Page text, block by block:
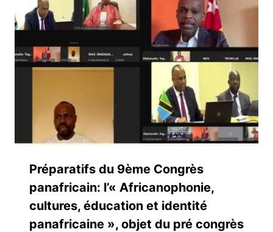
Préparatifs du 9ème Congrès
panafricain: l’« Africanophonie,
cultures, éducation et identité
panafricaine », objet du pré congrès